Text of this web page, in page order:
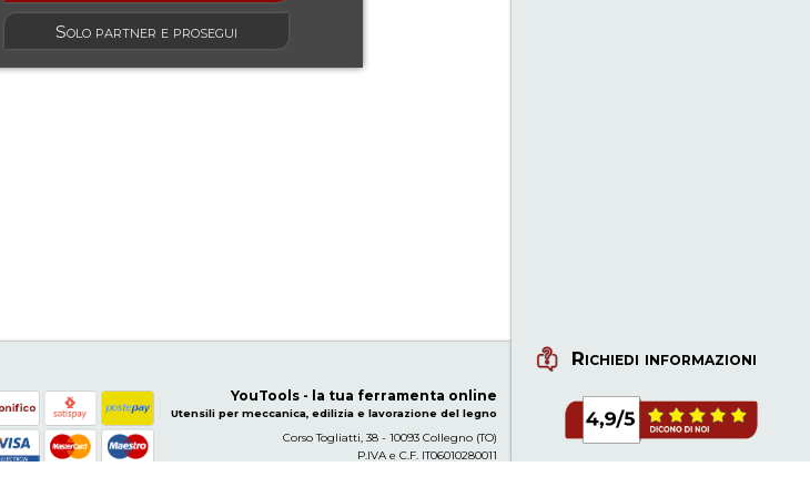
Richiedi informazioni
YouTools - la tua ferramenta online
Utensili per meccanica, edilizia e lavorazione del legno
Corso Togliatti, 38 - 10093 Collegno (TO)
P.IVA e C.F. IT06010280011
Solo partner e prosegui